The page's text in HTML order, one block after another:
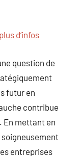
d’infos
question de
futur en
contribue
En mettant en
entreprises